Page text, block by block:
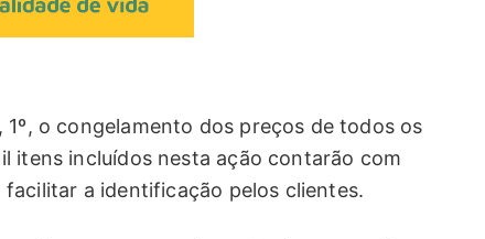
o congelamento dos preços de todos os
itens incluídos nesta ação contarão com
a identificação pelos clientes.